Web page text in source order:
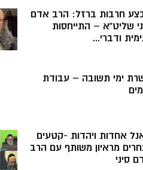
חרבות ברזל: הרב אדם
שליט”א – התייחסות
ודברי...
ימי תשובה – עבודת
אחדות ויהדות -קטעים
מראיון משותף עם הרב
סיני